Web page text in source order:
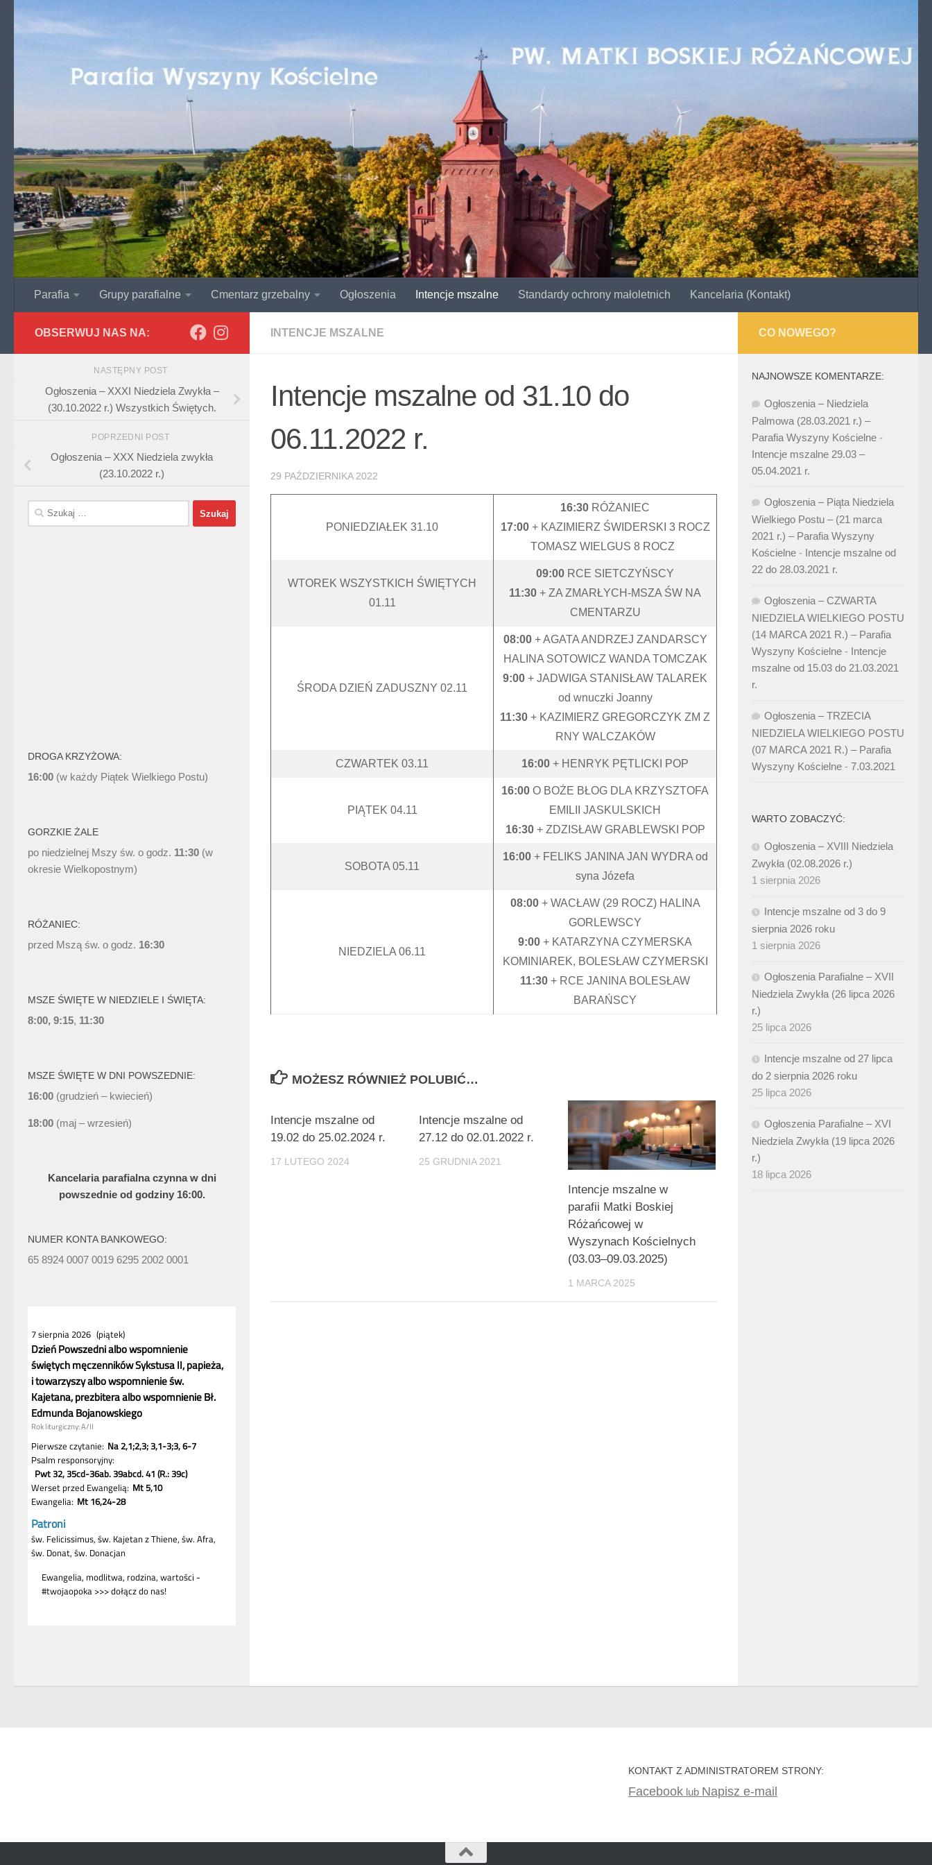
Przejdź do treści
Parafia Grupy parafialne Cmentarz grzebalny Ogłoszenia Intencje mszalne Standardy ochrony małoletnich Kancelaria (Kontakt)
INTENCJE MSZALNE
Intencje mszalne od 31.10 do
06.11.2022 r.
29 PAŹDZIERNIKA 2022
PONIEDZIAŁEK 31.10
16:30 RÓŻANIEC
17:00 + KAZIMIERZ ŚWIDERSKI 3 ROCZ
TOMASZ WIELGUS 8 ROCZ
WTOREK WSZYSTKICH ŚWIĘTYCH
01.11
09:00 RCE SIETCZYŃSCY
11:30 + ZA ZMARŁYCH-MSZA ŚW NA
CMENTARZU
ŚRODA DZIEŃ ZADUSZNY 02.11
08:00 + AGATA ANDRZEJ ZANDARSCY
HALINA SOTOWICZ WANDA TOMCZAK
9:00 + JADWIGA STANISŁAW TALAREK
od wnuczki Joanny
11:30 + KAZIMIERZ GREGORCZYK ZM Z
RNY WALCZAKÓW
CZWARTEK 03.11 16:00 + HENRYK PĘTLICKI POP
PIĄTEK 04.11
16:00 O BOŻE BŁOG DLA KRZYSZTOFA
EMILII JASKULSKICH
16:30+ ZDZISŁAW GRABLEWSKI POP
SOBOTA 05.11
16:00 + FELIKS JANINA JAN WYDRA od
syna Józefa
NIEDZIELA 06.11
08:00 + WACŁAW (29 ROCZ) HALINA
GORLEWSCY
9:00 + KATARZYNA CZYMERSKA
KOMINIAREK, BOLESŁAW CZYMERSKI
11:30 + RCE JANINA BOLESŁAW
BARAŃSCY
MOŻESZ RÓWNIEŻ POLUBIĆ…
Intencje mszalne od
19.02 do 25.02.2024 r.
17 LUTEGO 2024
Intencje mszalne od
27.12 do 02.01.2022 r.
25 GRUDNIA 2021
Intencje mszalne w
parafii Matki Boskiej
Różańcowej w
Wyszynach Kościelnych
(03.03–09.03.2025)
1 MARCA 2025
OBSERWUJ NAS NA:
NASTĘPNY POST
Ogłoszenia – XXXI Niedziela Zwykła –
(30.10.2022 r.) Wszystkich Świętych.
POPRZEDNI POST
Ogłoszenia – XXX Niedziela zwykła
(23.10.2022 r.)
Szukaj:
DROGA KRZYŻOWA:
16:00 (w każdy Piątek Wielkiego Postu)
GORZKIE ŻALE
po niedzielnej Mszy św. o godz. 11:30 (w
okresie Wielkopostnym)
RÓŻANIEC:
przed Mszą św. o godz. 16:30
MSZE ŚWIĘTE W NIEDZIELE I ŚWIĘTA:
8:00, 9:15, 11:30
MSZE ŚWIĘTE W DNI POWSZEDNIE:
16:00 (grudzień – kwiecień)
18:00 (maj – wrzesień)
Kancelaria parafialna czynna w dni
powszednie od godziny 16:00.
NUMER KONTA BANKOWEGO:
65 8924 0007 0019 6295 2002 0001
CO NOWEGO?
NAJNOWSZE KOMENTARZE:
Ogłoszenia – Niedziela
Palmowa (28.03.2021 r.) –
Parafia Wyszyny Kościelne -
Intencje mszalne 29.03 –
05.04.2021 r.
Ogłoszenia – Piąta Niedziela
Wielkiego Postu – (21 marca
2021 r.) – Parafia Wyszyny
Kościelne - Intencje mszalne od
22 do 28.03.2021 r.
Ogłoszenia – CZWARTA
NIEDZIELA WIELKIEGO POSTU
(14 MARCA 2021 R.) – Parafia
Wyszyny Kościelne - Intencje
mszalne od 15.03 do 21.03.2021
r.
Ogłoszenia – TRZECIA
NIEDZIELA WIELKIEGO POSTU
(07 MARCA 2021 R.) – Parafia
Wyszyny Kościelne - 7.03.2021
WARTO ZOBACZYĆ:
Ogłoszenia – XVIII Niedziela
Zwykła (02.08.2026 r.)
1 sierpnia 2026
Intencje mszalne od 3 do 9
sierpnia 2026 roku
1 sierpnia 2026
Ogłoszenia Parafialne – XVII
Niedziela Zwykła (26 lipca 2026
r.)
25 lipca 2026
Intencje mszalne od 27 lipca
do 2 sierpnia 2026 roku
25 lipca 2026
Ogłoszenia Parafialne – XVI
Niedziela Zwykła (19 lipca 2026
r.)
18 lipca 2026
KONTAKT Z ADMINISTRATOREM STRONY:
Facebooklub Napisz e-mail